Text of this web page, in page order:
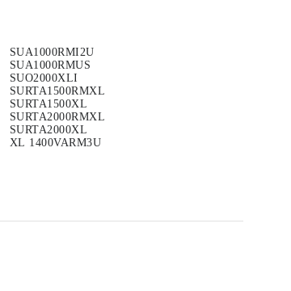
SUA1000RMI2U
SUA1000RMUS
SUO2000XLI
SURTA1500RMXL
SURTA1500XL
SURTA2000RMXL
SURTA2000XL
XL 1400VARM3U